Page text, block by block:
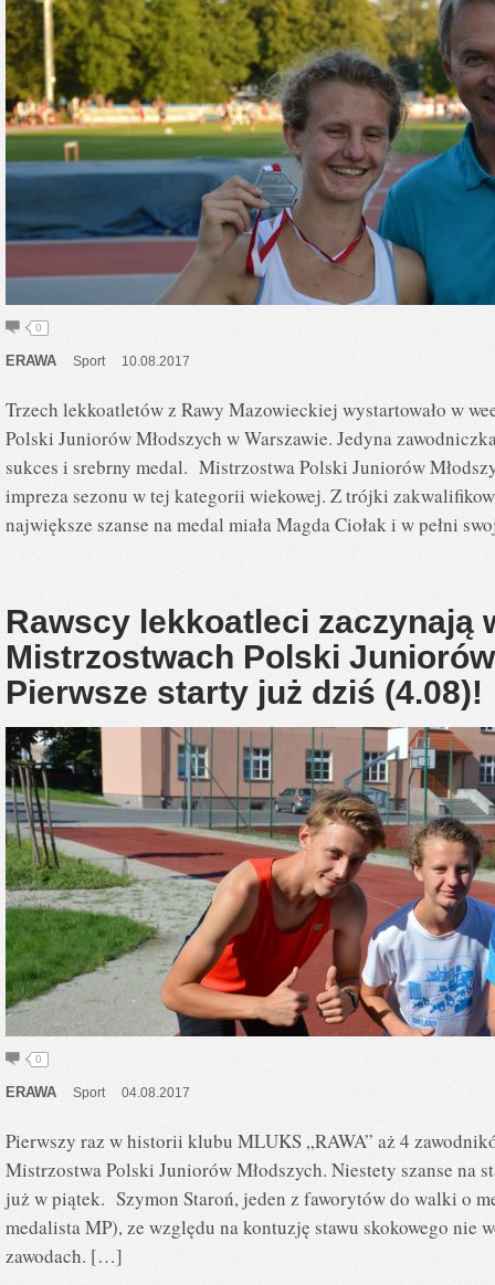
0
ERAWA Sport 10.08.2017
Trzech lekkoatletów z Rawy Mazowieckiej wystartowało w
Polski Juniorów Młodszych w Warszawie. Jedyna
sukces i srebrny medal. Mistrzostwa Polski Juniorów
impreza sezonu w tej kategorii wiekowej. Z trójki
największe szanse na medal miała Magda Ciołak i w pełni
Rawscy lekkoatleci zaczynają
Mistrzostwach Polski
Pierwsze starty już dziś (4.08)!
0
ERAWA Sport 04.08.2017
Pierwszy raz w historii klubu MLUKS „RAWA” aż 4
Mistrzostwa Polski Juniorów Młodszych. Niestety szanse na
już w piątek. Szymon Staroń, jeden z faworytów do walki o
medalista MP), ze względu na kontuzję stawu skokowego nie
zawodach. […]